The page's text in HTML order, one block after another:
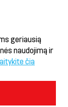
geriausią
naudojimą ir
čia